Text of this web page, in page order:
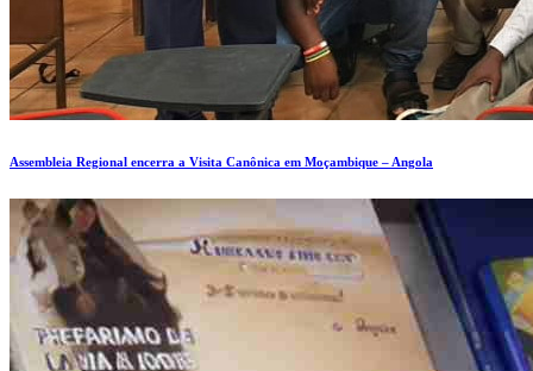
Assembleia Regional encerra a Visita Canônica em Moçambique – Angola